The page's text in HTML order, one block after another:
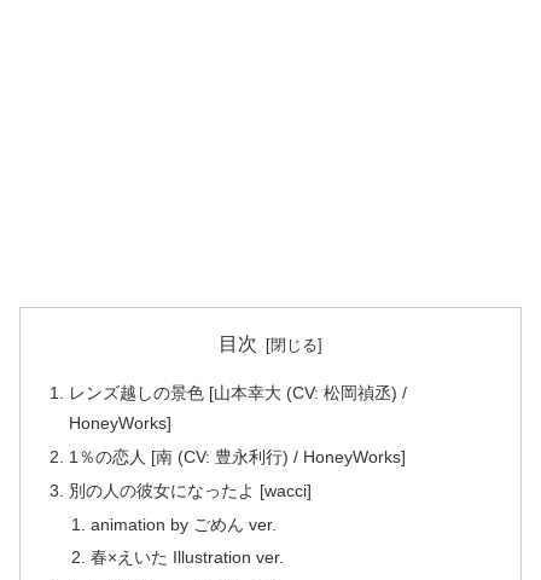
目次
レンズ越しの景色 [山本幸大 (CV: 松岡禎丞) /
HoneyWorks]
1％の恋人 [南 (CV: 豊永利行) / HoneyWorks]
別の人の彼女になったよ [wacci]
animation by ごめん ver.
春×えいた Illustration ver.